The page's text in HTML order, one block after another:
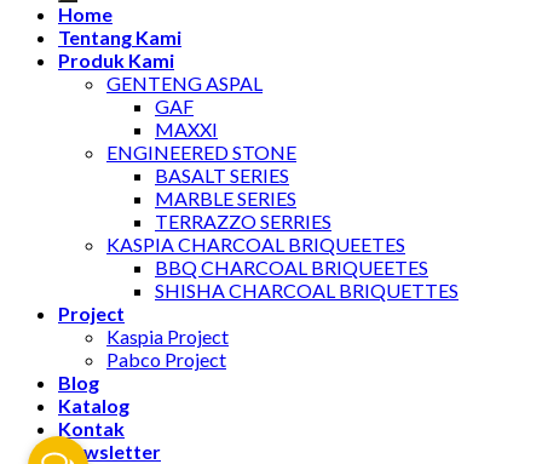
Home
Tentang Kami
Produk Kami
GENTENG ASPAL
GAF
MAXXI
ENGINEERED STONE
BASALT SERIES
MARBLE SERIES
TERRAZZO SERRIES
KASPIA CHARCOAL BRIQUEETES
BBQ CHARCOAL BRIQUEETES
SHISHA CHARCOAL BRIQUETTES
Project
Kaspia Project
Pabco Project
Blog
Katalog
Kontak
Newsletter